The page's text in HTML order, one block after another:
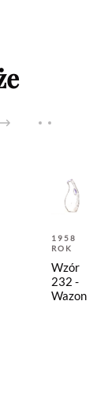
1958
ROK
Wzór
232 -
Wazon